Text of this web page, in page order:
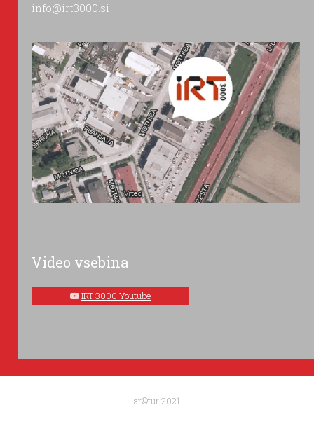
info@irt3000.si
Video vsebina
IRT 3000 Youtube
ar©tur 2021